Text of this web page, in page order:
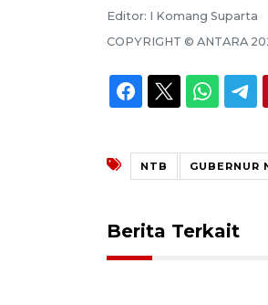
Editor: I Komang Suparta
COPYRIGHT © ANTARA
NTB GUBERNUR
Berita Terkait